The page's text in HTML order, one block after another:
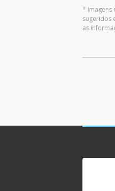
* Imagens
sugeridos
as